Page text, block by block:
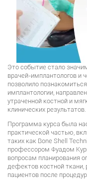
Это событие стало
врачей-имплантологов и
позволило
имплантологии,
утраченной костной и
клинических результатов.
Программа курса была
практической частью,
таких как Bone Shell
профессором Фуадом
вопросам планирования
дефектов костной
пациентов после